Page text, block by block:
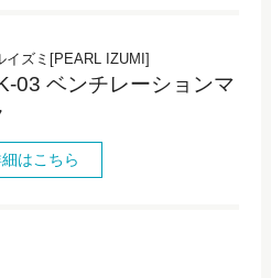
イズミ[PEARL IZUMI]
03 ベンチレーションマ
はこちら